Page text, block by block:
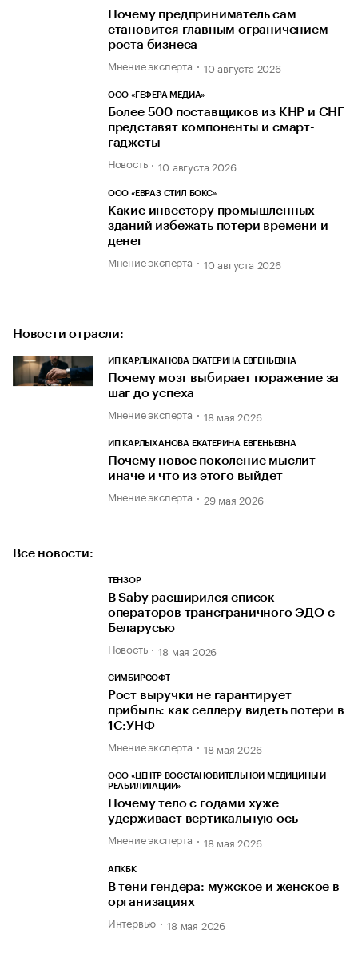
Почему предприниматель сам
становится главным ограничением
роста бизнеса
Мнение эксперта 10 августа 2026
ООО «ГЕФЕРА МЕДИА»
Более 500 поставщиков из КНР и СНГ
представят компоненты и смарт-
гаджеты
Новость 10 августа 2026
ООО «ЕВРАЗ СТИЛ БОКС»
Какие инвестору промышленных
зданий избежать потери времени и
денег
Мнение эксперта 10 августа 2026
Новости отрасли:
ИП КАРЛЫХАНОВА ЕКАТЕРИНА ЕВГЕНЬЕВНА
Почему мозг выбирает поражение за
шаг до успеха
Мнение эксперта 18 мая 2026
ИП КАРЛЫХАНОВА ЕКАТЕРИНА ЕВГЕНЬЕВНА
Почему новое поколение мыслит
иначе и что из этого выйдет
Мнение эксперта 29 мая 2026
Все новости:
ТЕНЗОР
В Saby расширился список
операторов трансграничного ЭДО с
Беларусью
Новость 18 мая 2026
СИМБИРСОФТ
Рост выручки не гарантирует
прибыль: как селлеру видеть потери в
1С:УНФ
Мнение эксперта 18 мая 2026
ООО «ЦЕНТР ВОССТАНОВИТЕЛЬНОЙ МЕДИЦИНЫ И
РЕАБИЛИТАЦИИ»
Почему тело с годами хуже
удерживает вертикальную ось
Мнение эксперта 18 мая 2026
АПКБК
В тени гендера: мужское и женское в
организациях
Интервью 18 мая 2026